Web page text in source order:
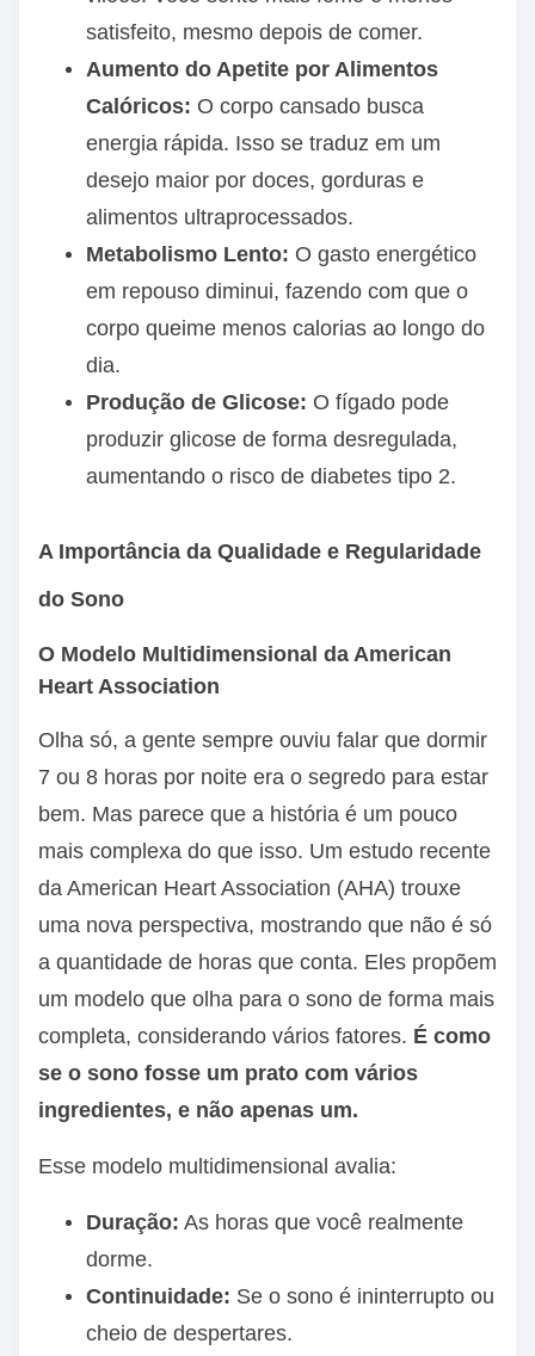
satisfeito, mesmo depois de comer.
Aumento do Apetite por Alimentos
Calóricos: O corpo cansado busca
energia rápida. Isso se traduz em um
desejo maior por doces, gorduras e
alimentos ultraprocessados.
Metabolismo Lento: O gasto energético
em repouso diminui, fazendo com que o
corpo queime menos calorias ao longo do
dia.
Produção de Glicose: O fígado pode
produzir glicose de forma desregulada,
aumentando o risco de diabetes tipo 2.
A Importância da Qualidade e Regularidade
do Sono
O Modelo Multidimensional da American
Heart Association
Olha só, a gente sempre ouviu falar que dormir
7 ou 8 horas por noite era o segredo para estar
bem. Mas parece que a história é um pouco
mais complexa do que isso. Um estudo recente
da American Heart Association (AHA) trouxe
uma nova perspectiva, mostrando que não é só
a quantidade de horas que conta. Eles propõem
um modelo que olha para o sono de forma mais
completa, considerando vários fatores. É como
se o sono fosse um prato com vários
ingredientes, e não apenas um.
Esse modelo multidimensional avalia:
Duração: As horas que você realmente
dorme.
Continuidade: Se o sono é ininterrupto ou
cheio de despertares.